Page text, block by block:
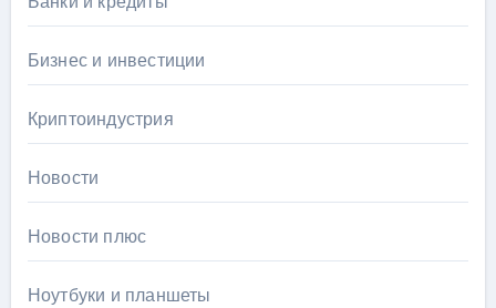
Бизнес и инвестиции
Криптоиндустрия
Новости
Новости плюс
Ноутбуки и планшеты